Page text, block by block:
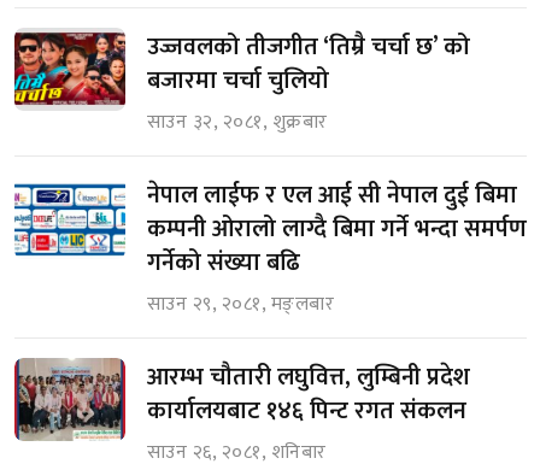
उज्जवलको तीजगीत ‘तिम्रै चर्चा छ’ को
बजारमा चर्चा चुलियो
साउन ३२, २०८१, शुक्रबार
नेपाल लाईफ र एल आई सी नेपाल दुई बिमा
कम्पनी ओरालो लाग्दै बिमा गर्ने भन्दा समर्पण
गर्नेको संख्या बढि
साउन २९, २०८१, मङ्लबार
आरम्भ चौतारी लघुवित्त, लुम्बिनी प्रदेश
कार्यालयबाट १४६ पिन्ट रगत संकलन
साउन २६, २०८१, शनिबार